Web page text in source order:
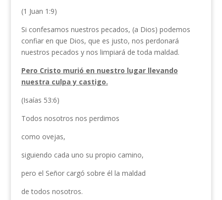
(1 Juan 1:9)
Si confesamos nuestros pecados, (a Dios) podemos
confiar en que Dios, que es justo, nos perdonará
nuestros pecados y nos limpiará de toda maldad.
Pero Cristo murió en nuestro lugar llevando
nuestra culpa y castigo.
(Isaías 53:6)
Todos nosotros nos perdimos
como ovejas,
siguiendo cada uno su propio camino,
pero el Señor cargó sobre él la maldad
de todos nosotros.